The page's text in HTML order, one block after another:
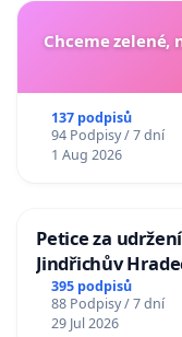
Chceme zelené,
137 podpisů
94 Podpisy / 7 dní
1 Aug 2026
Petice za
Jindřichův
395 podpisů
88 Podpisy / 7 dní
29 Jul 2026